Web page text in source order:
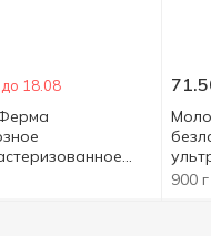
до 18.08
2,5%
900 г